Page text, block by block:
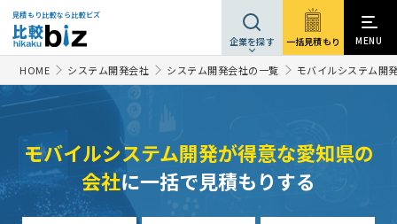
見積もり比較なら比較ビズ
企業を探す 一括見積もり MENU
HOME システム開発会社 システム開発会社の一覧 モバイルシステム開
モバイルシステム開発が得意な愛知県の
会社に一括で見積もりする